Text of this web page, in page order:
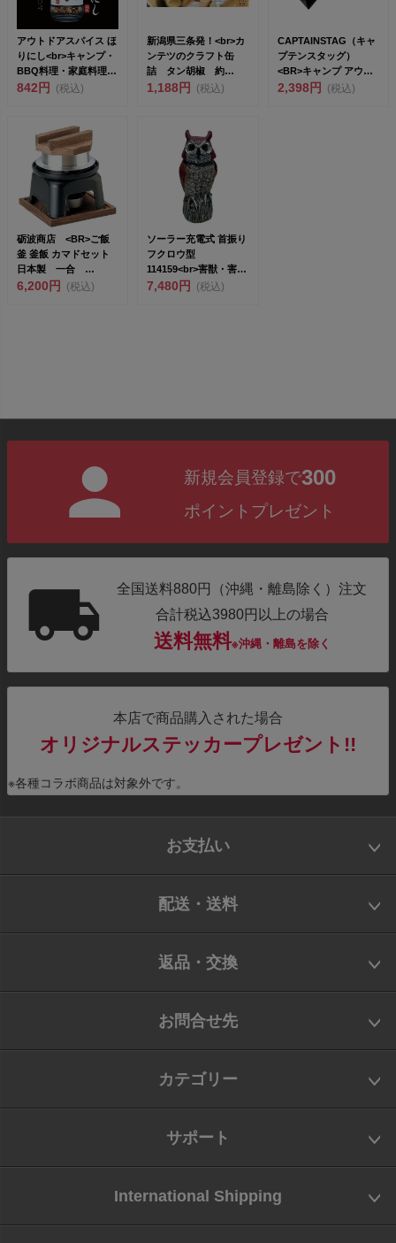
アウトドアスパイス ほ
りにし<br>キャンプ・
BBQ料理・家庭料理
に。ど...
842円 (税込)
新潟県三条発！<br>カ
ンテツのクラフト缶
詰 タン胡椒 約
190g<...
1,188円 (税込)
CAPTAINSTAG（キャ
プテンスタッグ）
<BR>キャンプ アウト
ドア...
2,398円 (税込)
砺波商店 <BR>ご飯
釜 釜飯 カマドセット
日本製 一合
296070...
6,200円 (税込)
ソーラー充電式 首振り
フクロウ型
114159<br>害獣・害鳥
忌避器...
7,480円 (税込)
新規会員登録で300
ポイントプレゼント
全国送料880円（沖縄・離島除く）注文
合計税込3980円以上の場合
送料無料※沖縄・離島を除く
本店で商品購入された場合
オリジナルステッカープレゼント!!
※各種コラボ商品は対象外です。
お支払い
配送・送料
返品・交換
お問合せ先
カテゴリー
サポート
International Shipping